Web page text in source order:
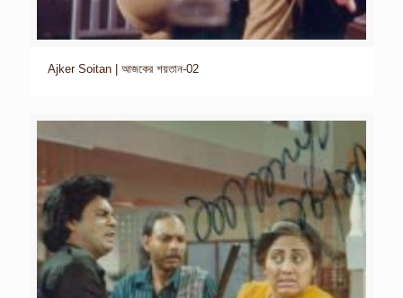
Ajker Soitan | আজকের শয়তান-02